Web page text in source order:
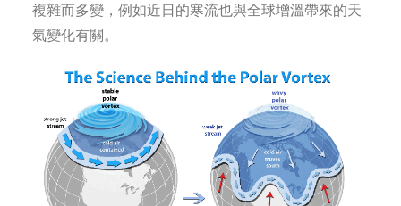
複雜而多變，例如近日的寒流也與全球增溫帶來的天
氣變化有關。